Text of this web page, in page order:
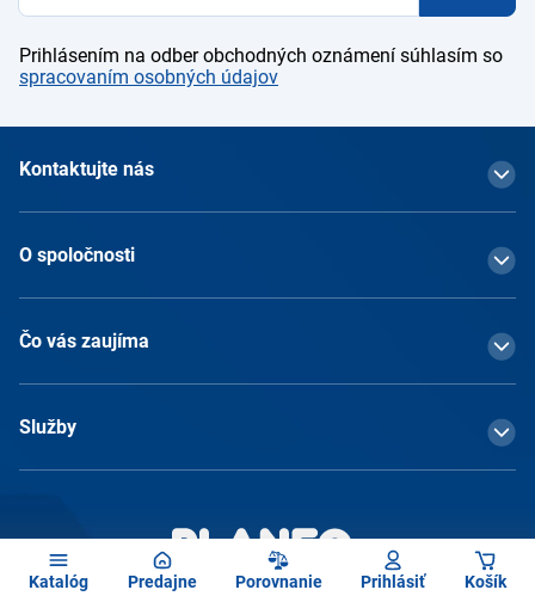
Katalóg Predajne Porovnanie Prihlásiť Košík
Prihlásením na odber obchodných oznámení súhlasím so
spracovaním osobných údajov
Kontaktujte nás
O spoločnosti
Čo vás zaujíma
Služby